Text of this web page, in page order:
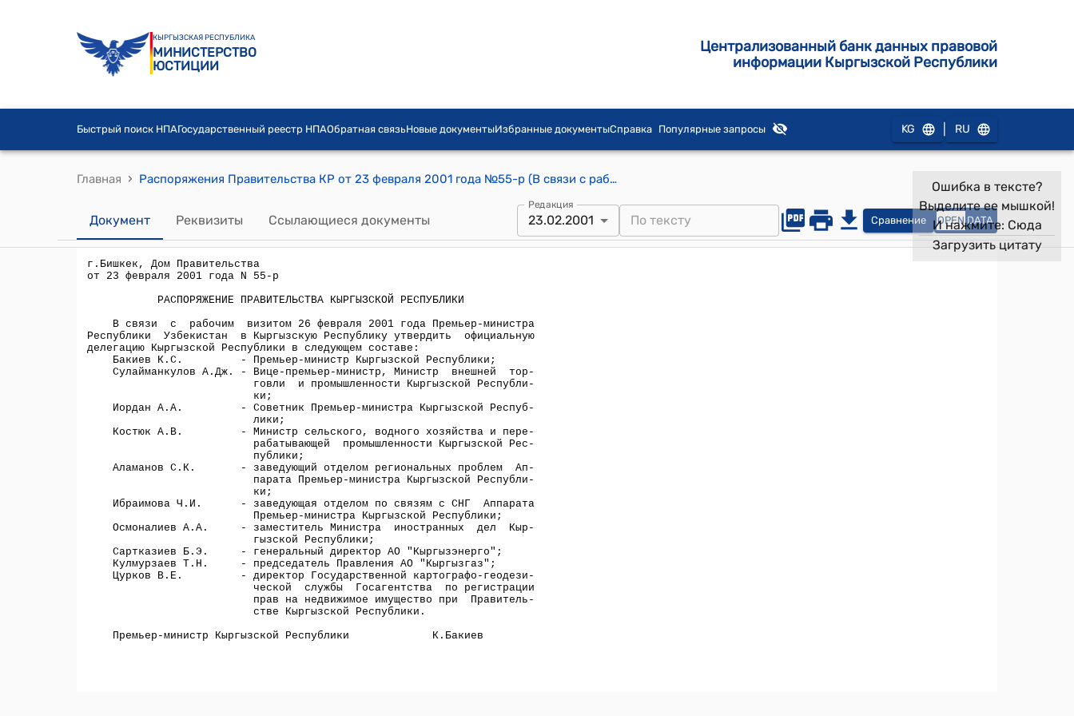
КЫРГЫЗСКАЯ РЕСПУБЛИКА
МИНИСТЕРСТВО
ЮСТИЦИИ
Централизованный банк данных правовой
информации Кыргызской Республики
Быстрый поиск НПАГосударственный реестр НПАОбратная связьНовые документыИзбранные документыСправка Популярные запросы KG RU
Главная › Распоряжения Правительства КР от 23 февраля 2001 года №55-р (В связи с рабочим визитом 26 февраля 2001 года Премьер-министра Республики Узбекистан в Кыргызскую Республику утвердить официальную делегацию Кыргызской Республики)
Документ Реквизиты Ссылающиеся документы
Редакция
23.02.2001 Сравнение OPEN DATA
Ошибка в тексте?
Выделите ее мышкой!
И нажмите: Сюда
Загрузить цитату